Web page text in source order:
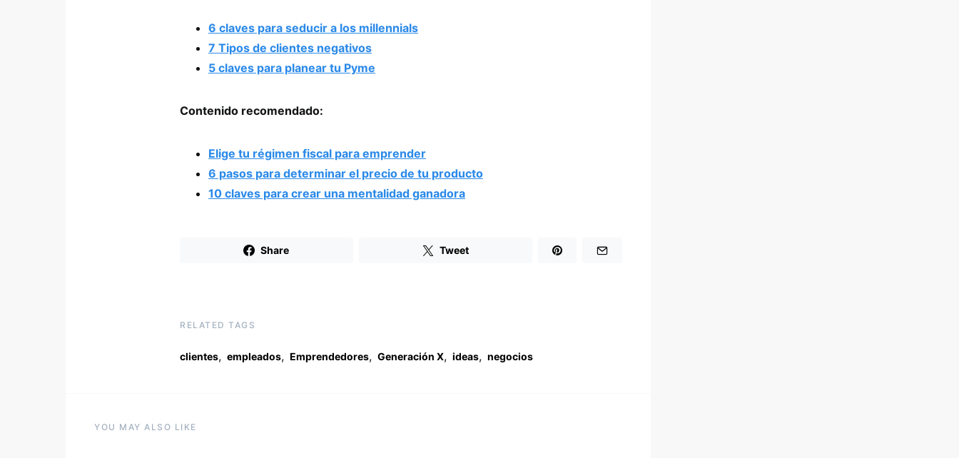
6 claves para seducir a los millennials
7 Tipos de clientes negativos
5 claves para planear tu Pyme
Contenido recomendado:
Elige tu régimen fiscal para emprender
6 pasos para determinar el precio de tu producto
10 claves para crear una mentalidad ganadora
Share Tweet
RELATED TAGS
clientes, empleados, Emprendedores, Generación X, ideas, negocios
YOU MAY ALSO LIKE